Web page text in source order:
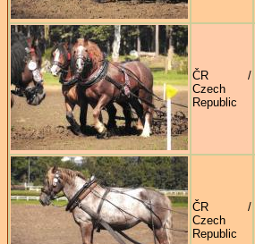
ČR /
Czech
Republic
ČR /
Czech
Republic